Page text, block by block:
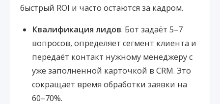
быстрый ROI и часто остаются за кадром.
Квалификация лидов. Бот задаёт 5–7
вопросов, определяет сегмент клиента и
передаёт контакт нужному менеджеру с
уже заполненной карточкой в CRM. Это
сокращает время обработки заявки на
60–70%.